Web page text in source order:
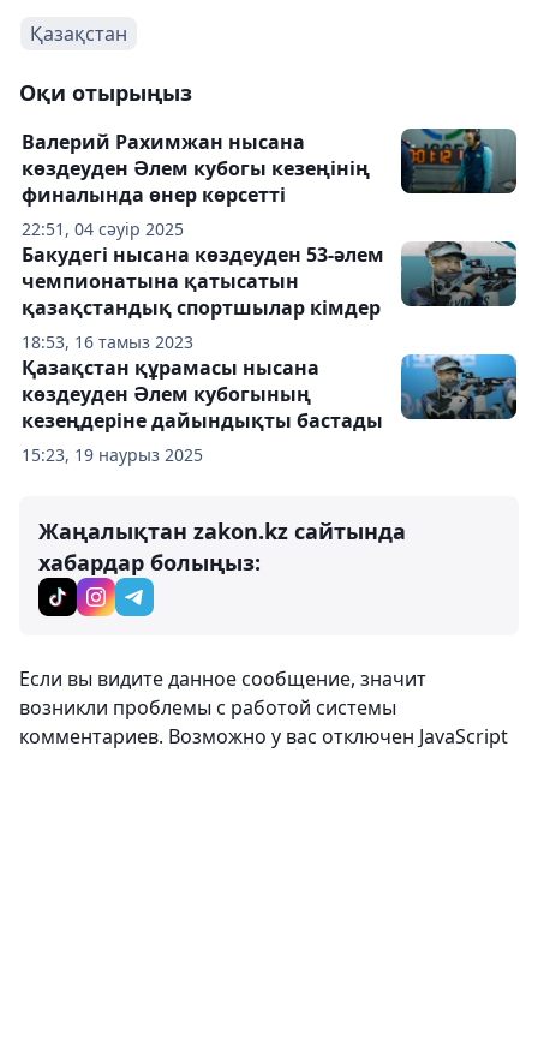
Қазақстан
Оқи отырыңыз
22:51, 04 сәуір 2025
Валерий Рахимжан нысана
көздеуден Әлем кубогы кезеңінің
финалында өнер көрсетті
18:53, 16 тамыз 2023
Бакудегі нысана көздеуден 53-әлем
чемпионатына қатысатын
қазақстандық спортшылар кімдер
15:23, 19 наурыз 2025
Қазақстан құрамасы нысана
көздеуден Әлем кубогының
кезеңдеріне дайындықты бастады
Жаңалықтан zakon.kz сайтында
хабардар болыңыз:
Если вы видите данное сообщение, значит
возникли проблемы с работой системы
комментариев. Возможно у вас отключен JavaScript